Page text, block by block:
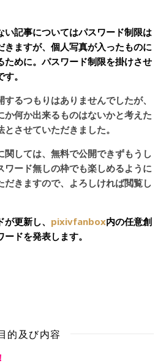
い記事についてはパスワード制限は
きますが、個人写真が入ったものに
ために。パスワード制限を掛けさせ
。
るつもりはありませんでしたが、
か何か出来るものはないかと考えた
させていただきました。
関しては、無料で公開できずもうし
ワード無しの枠でも楽しめるように
だきますので、よろしければ閲覧し
更新し、 pixivfanbox内の任意創
ドを発表します。
的及び内容